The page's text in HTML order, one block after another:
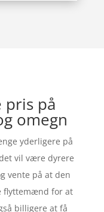
pris på
omegn
yderligere på
vil være dyrere
vente på at den
flyttemænd for at
billigere at få